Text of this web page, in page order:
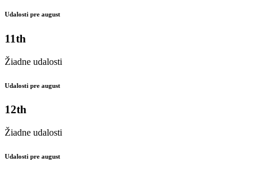
Udalosti pre august
11th
Žiadne udalosti
Udalosti pre august
12th
Žiadne udalosti
Udalosti pre august